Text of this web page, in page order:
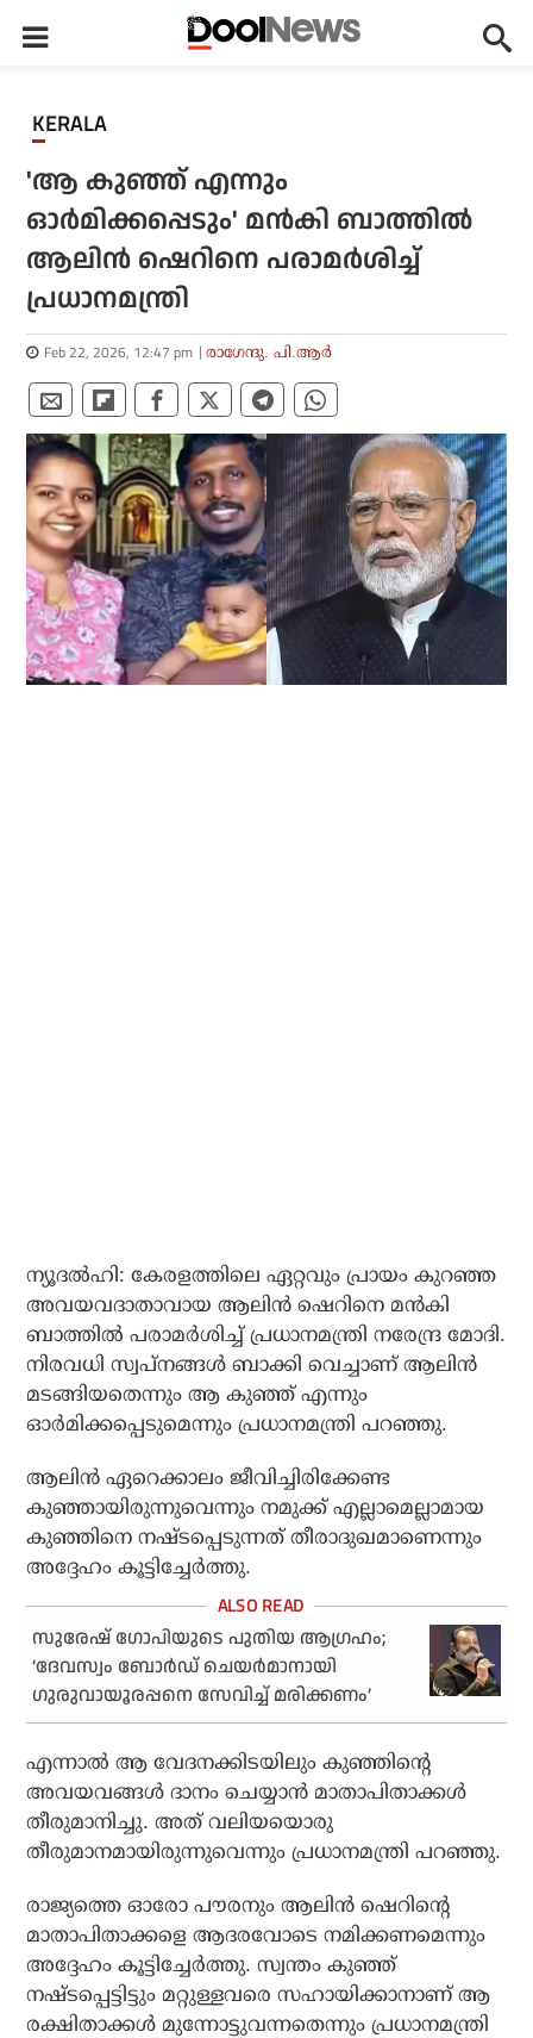
KERALA
'ആ കുഞ്ഞ് എന്നും
ഓര്‍മിക്കപ്പെടും' മന്‍കി ബാത്തില്‍
ആലിന്‍ ഷെറിനെ പരാമര്‍ശിച്ച്
പ്രധാനമന്ത്രി
Feb 22, 2026, 12:47 pm രാഗേന്ദു. പി.ആര്‍
ന്യൂദല്‍ഹി: കേരളത്തിലെ ഏറ്റവും പ്രായം കുറഞ്ഞ
അവയവദാതാവായ ആലിന്‍ ഷെറിനെ മന്‍കി
ബാത്തില്‍ പരാമര്‍ശിച്ച് പ്രധാനമന്ത്രി നരേന്ദ്ര മോദി.
നിരവധി സ്വപ്നങ്ങള്‍ ബാക്കി വെച്ചാണ് ആലിന്‍
മടങ്ങിയതെന്നും ആ കുഞ്ഞ് എന്നും
ഓര്‍മിക്കപ്പെടുമെന്നും പ്രധാനമന്ത്രി പറഞ്ഞു.
ആലിന്‍ ഏറെക്കാലം ജീവിച്ചിരിക്കേണ്ട
കുഞ്ഞായിരുന്നുവെന്നും നമുക്ക് എല്ലാമെല്ലാമായ
കുഞ്ഞിനെ നഷ്ടപ്പെടുന്നത് തീരാദുഖമാണെന്നും
അദ്ദേഹം കൂട്ടിച്ചേര്‍ത്തു.
സുരേഷ് ഗോപിയുടെ പുതിയ ആഗ്രഹം;
‘ദേവസ്വം ബോര്‍ഡ് ചെയര്‍മാനായി
ഗുരുവായൂരപ്പനെ സേവിച്ച് മരിക്കണം’
എന്നാല്‍ ആ വേദനക്കിടയിലും കുഞ്ഞിന്റെ
അവയവങ്ങള്‍ ദാനം ചെയ്യാന്‍ മാതാപിതാക്കള്‍
തീരുമാനിച്ചു. അത് വലിയയൊരു
തീരുമാനമായിരുന്നുവെന്നും പ്രധാനമന്ത്രി പറഞ്ഞു.
രാജ്യത്തെ ഓരോ പൗരനും ആലിന്‍ ഷെറിന്റെ
മാതാപിതാക്കളെ ആദരവോടെ നമിക്കണമെന്നും
അദ്ദേഹം കൂട്ടിച്ചേര്‍ത്തു. സ്വന്തം കുഞ്ഞ്
നഷ്ടപ്പെട്ടിട്ടും മറ്റുള്ളവരെ സഹായിക്കാനാണ് ആ
രക്ഷിതാക്കള്‍ മുന്നോട്ടുവന്നതെന്നും പ്രധാനമന്ത്രി